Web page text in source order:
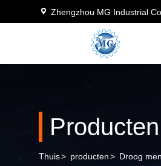
Zhengzhou MG Industrial
Producten
Thuis> producten> Droog